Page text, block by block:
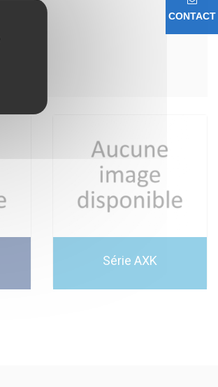
Série AXK
CONTACT